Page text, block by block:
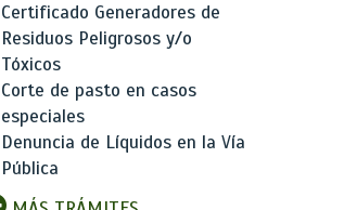
Certificado Generadores de
Residuos Peligrosos y/o
Tóxicos
Corte de pasto en casos
especiales
Denuncia de Líquidos en la Vía
Pública